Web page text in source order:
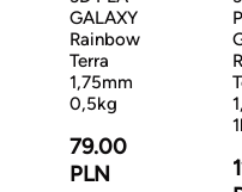
GALAXY
Rainbow
Terra
1,75mm
0,5kg
79.00
PLN